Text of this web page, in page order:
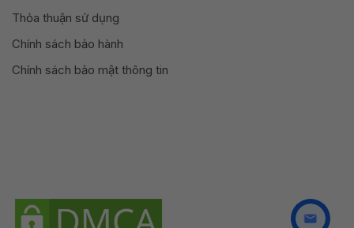
Thỏa thuận sử dụng
Chính sách bảo hành
Chính sách bảo mật thông tin